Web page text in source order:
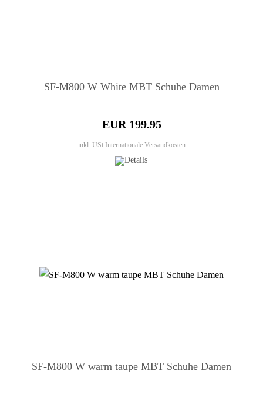
SF-M800 W White MBT Schuhe Damen
EUR 199.95
inkl. USt Internationale Versandkosten
SF-M800 W warm taupe MBT Schuhe Damen